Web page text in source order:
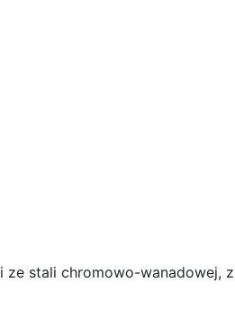
stali chromowo-wanadowej,